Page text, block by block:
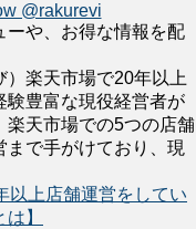
@rakurevi
ーや、お得な情報を配
）楽天市場で20年以上
験豊富な現役経営者が
楽天市場での5つの店舗
まで手がけており、現
以上店舗運営をしてい
】